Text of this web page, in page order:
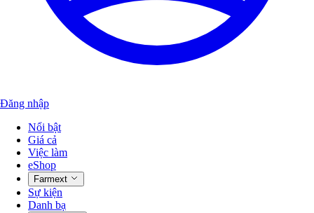
Đăng nhập
Nổi bật
Giá cả
Việc làm
eShop
Farmext
Sự kiện
Danh bạ